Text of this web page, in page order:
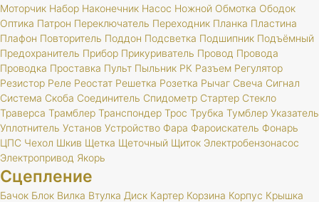
Моторчик Набор Наконечник Насос Ножной Обмотка Ободок
Оптика Патрон Переключатель Переходник Планка Пластина
Плафон Повторитель Поддон Подсветка Подшипник Подъёмный
Предохранитель Прибор Прикуриватель Провод Провода
Проводка Проставка Пульт Пыльник РК Разъем Регулятор
Резистор Реле Реостат Решетка Розетка Рычаг Свеча Сигнал
Система Скоба Соединитель Спидометр Стартер Стекло
Траверса Трамблер Транспондер Трос Трубка Тумблер Указатель
Уплотнитель Установ Устройство Фара Фароискатель Фонарь
ЦПС Чехол Шкив Щетка Щеточный Щиток Электробензонасос
Электропривод Якорь
Сцепление
Бачок Блок Вилка Втулка Диск Картер Корзина Корпус Крышка